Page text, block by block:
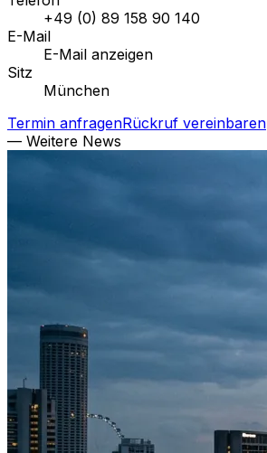
+49 (0) 89 158 90 140
E-Mail
E-Mail anzeigen
Sitz
München
Termin anfragenRückruf vereinbaren
— Weitere News